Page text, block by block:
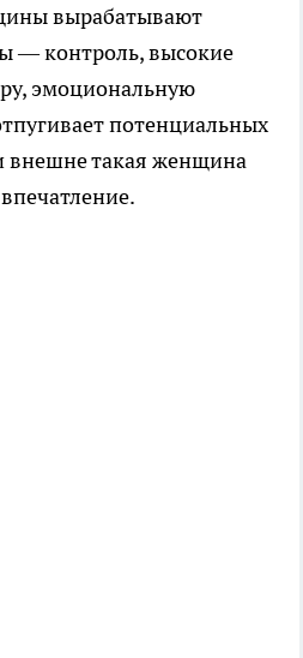
вырабатывают
— контроль, высокие
эмоциональную
потенциальных
внешне такая женщина